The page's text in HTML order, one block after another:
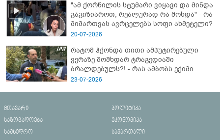
"ამ ქორწილის სტუმარი ვიყავი და მინდა
გაგიზიაროთ, რეალურად რა მოხდა" - რა
მიმართვას ავრცელებს სოფი ახმეტელი?
20-07-2026
რატომ ჰქონდა თითი ამპუტირებული
ვერაზე მომხდარ ტრაგედიაში
ბრალდებულს?! - რას ამბობს ექიმი
23-07-2026
მთავარი
პოლიტიკა
საზოგადოება
ეკონომიკა
სამხედრო
სამართალი